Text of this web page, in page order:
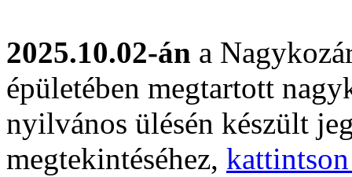
2025.10.02-án a
épületében megtartott
nyilvános ülésén készült
megtekintéséhez,